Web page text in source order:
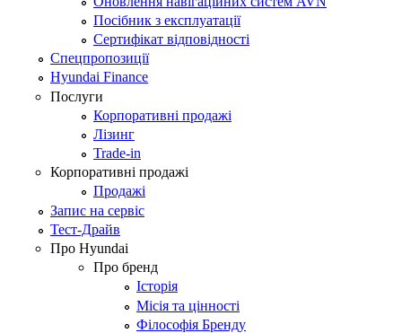
Посібник з експлуатації
Сертифікат відповідності
Спецпропозиції
Hyundai Finance
Послуги
Корпоративні продажі
Лізинг
Trade-in
Корпоративні продажі
Продажі
Запис на сервіс
Тест-Драйв
Про Hyundai
Про бренд
Історія
Місія та цінності
Філософія Бренду